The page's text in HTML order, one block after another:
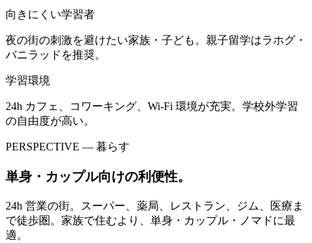
向きにくい学習者
夜の街の刺激を避けたい家族・子ども。親子留学はラホグ・
バニラッドを推奨。
学習環境
24h カフェ、コワーキング、Wi-Fi 環境が充実。学校外学習
の自由度が高い。
PERSPECTIVE — 暮らす
単身・カップル向けの利便性。
24h 営業の街。スーパー、薬局、レストラン、ジム、医療ま
で徒歩圏。家族で住むより、単身・カップル・ノマドに最
適。